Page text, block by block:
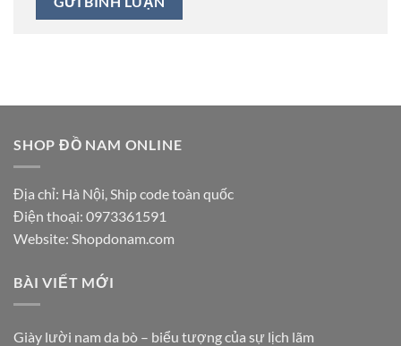
SHOP ĐỒ NAM ONLINE
Địa chỉ: Hà Nội, Ship code toàn quốc
Điện thoại: 0973361591
Website: Shopdonam.com
BÀI VIẾT MỚI
Giày lười nam da bò – biểu tượng của sự lịch lãm